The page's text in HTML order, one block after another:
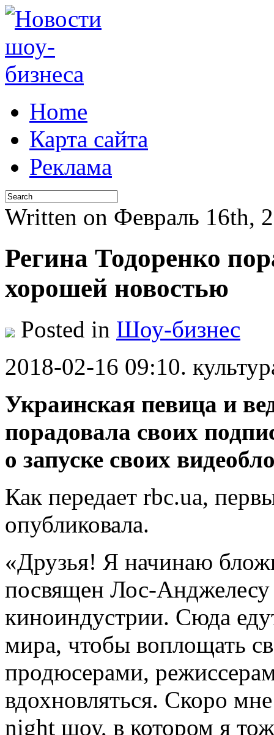
Home
Карта сайта
Реклама
Written on Февраль 16th,
Регина Тодоренко
хорошей новостью
Posted in Шоу-бизнес
2018-02-16 09:10.
Украинская певица и
порадовала своих
о запуске своих
Как передает rbc.ua,
опубликовала.
«Друзья! Я начинаю
посвящен Лос-
киноиндустрии. Сюда
мира, чтобы воплощать
продюсерами,
вдохновляться. Скоро
night шоу, в котором я